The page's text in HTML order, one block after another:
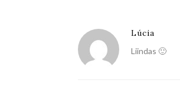
Lúcia
Liindas 🙂